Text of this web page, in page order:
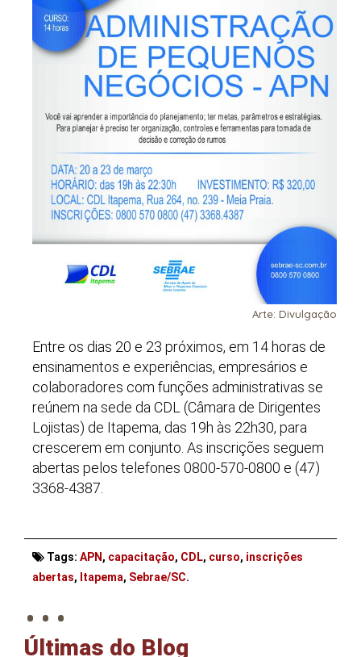
Arte: Divulgação
Entre os dias 20 e 23 próximos, em 14 horas de
ensinamentos e experiências, empresários e
colaboradores com funções administrativas se
reúnem na sede da CDL (Câmara de Dirigentes
Lojistas) de Itapema, das 19h às 22h30, para
crescerem em conjunto. As inscrições seguem
abertas pelos telefones 0800-570-0800 e (47)
3368-4387.
Tags: APN , capacitação, CDL, curso, inscrições
abertas, Itapema, Sebrae/SC.
. . .
Últimas do Blog